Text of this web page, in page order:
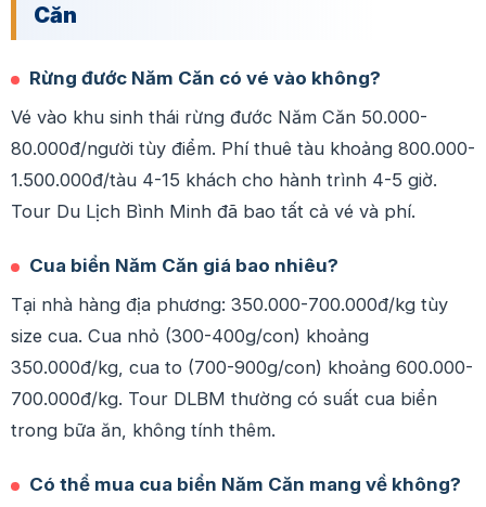
Căn
Rừng đước Năm Căn có vé vào không?
Vé vào khu sinh thái rừng đước Năm Căn 50.000-
80.000đ/người tùy điểm. Phí thuê tàu khoảng 800.000-
1.500.000đ/tàu 4-15 khách cho hành trình 4-5 giờ.
Tour Du Lịch Bình Minh đã bao tất cả vé và phí.
Cua biển Năm Căn giá bao nhiêu?
Tại nhà hàng địa phương: 350.000-700.000đ/kg tùy
size cua. Cua nhỏ (300-400g/con) khoảng
350.000đ/kg, cua to (700-900g/con) khoảng 600.000-
700.000đ/kg. Tour DLBM thường có suất cua biển
trong bữa ăn, không tính thêm.
Có thể mua cua biển Năm Căn mang về không?